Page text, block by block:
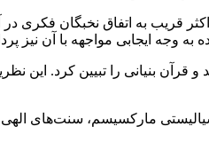
قریب به اتفاق نخبگان فکری
وجه ایجابی مواجهه با آن نیز‌
بنیانی را تبیین‌ کرد‌‌‌‌‌.
مارکسیسم‌‌‌‌‌‌، سنت‌‌های الهی